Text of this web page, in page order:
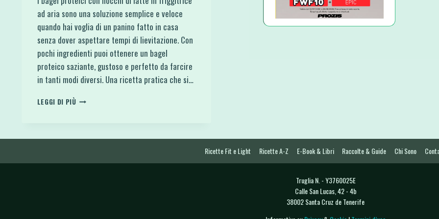
ad aria sono una soluzione semplice e veloce
quando hai voglia di un panino fatto in casa
senza dover aspettare tempi di lievitazione. Con
pochi ingredienti puoi ottenere un bagel
proteico saziante, gustoso e perfetto da farcire
in tanti modi diversi. Una ricetta pratica che si…
LEGGI DI PIÙBAGEL
DI
Ricette Fit e Light Ricette A-Z E-Book & Libri Raccolte & Guide Chi Sono
Truglia N. - Y3760025E
Calle San Lucas, 42 - 4b
38002 Santa Cruz de Tenerife